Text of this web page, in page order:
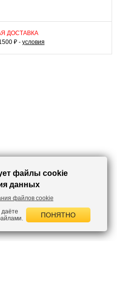
брюками-чинос для
погоду дополните комплект
ДОСТАВКА
₽ - условия
файлы cookie
данных
файлов cookie
ПОНЯТНО